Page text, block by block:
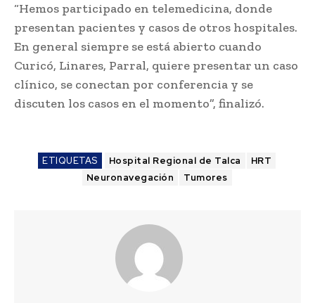
“Hemos participado en telemedicina, donde
presentan pacientes y casos de otros hospitales.
En general siempre se está abierto cuando
Curicó, Linares, Parral, quiere presentar un caso
clínico, se conectan por conferencia y se
discuten los casos en el momento”, finalizó.
ETIQUETAS Hospital Regional de Talca
HRT
Neuronavegación
Tumores